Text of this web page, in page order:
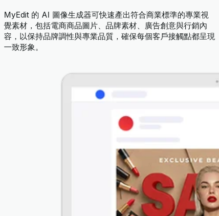
MyEdit 的 AI 圖像生成器可快速產出符合商業標準的專業視
覺素材，包括電商商品圖片、品牌素材、廣告創意與行銷內
容，以保持品牌調性與專業品質，確保每個客戶接觸點都呈現
一致形象。